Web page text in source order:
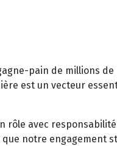
pain de millions
est un vecteur
rôle avec
notre engagement